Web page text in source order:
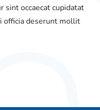
sint occaecat cupidatat
officia deserunt mollit